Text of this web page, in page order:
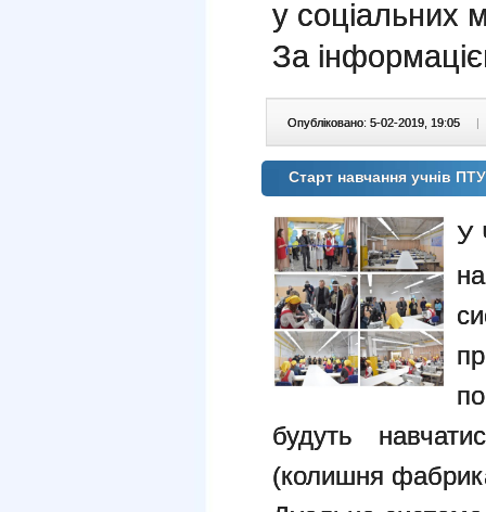
у соціальних
За
Опубліковано: 5-02-2019, 19:05 |
Старт навчання учнів
У
будуть
(колишня